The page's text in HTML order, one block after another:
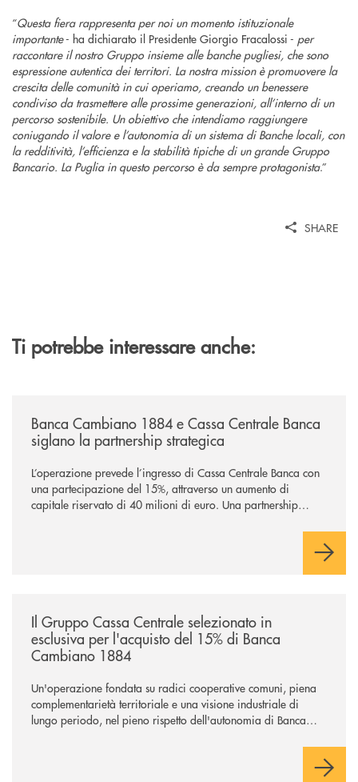
“Questa fiera rappresenta per noi un momento istituzionale
importante- ha dichiarato il Presidente Giorgio Fracalossi - per
raccontare il nostro Gruppo insieme alle banche pugliesi, che sono
espressione autentica dei territori. La nostra mission è promuovere la
crescita delle comunità in cui operiamo, creando un benessere
condiviso da trasmettere alle prossime generazioni, all’interno di un
percorso sostenibile. Un obiettivo che intendiamo raggiungere
coniugando il valore e l’autonomia di un sistema di Banche locali, con
la redditività, l’efficienza e la stabilità tipiche di un grande Gruppo
Bancario. La Puglia in questo percorso è da sempre protagonista.”
SHARE
Ti potrebbe interessare anche:
Banca Cambiano 1884 e Cassa Centrale Banca
siglano la partnership strategica
L’operazione prevede l’ingresso di Cassa Centrale Banca con
una partecipazione del 15%, attraverso un aumento di
capitale riservato di 40 milioni di euro. Una partnership
comuni e sulla prossimità ai territori, per ampliare l’offerta e
Il Gruppo Cassa Centrale selezionato in
esclusiva per l'acquisto del 15% di Banca
Cambiano 1884
Un'operazione fondata su radici cooperative comuni, piena
complementarietà territoriale e una visione industriale di
lungo periodo, nel pieno rispetto dell'autonomia di Banca
negoziazione esclusiva per la finalizzazione dell’operazione.